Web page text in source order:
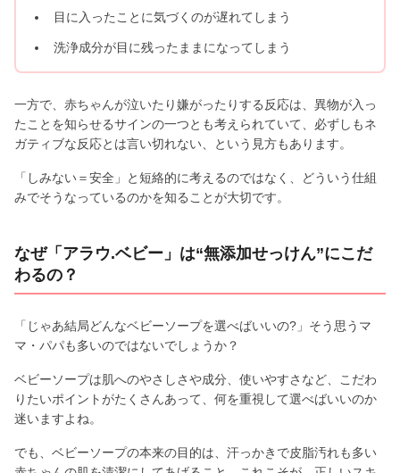
目に入ったことに気づくのが遅れてしまう
洗浄成分が目に残ったままになってしまう
一方で、赤ちゃんが泣いたり嫌がったりする反応は、異物が入っ
たことを知らせるサインの一つとも考えられていて、必ずしもネ
ガティブな反応とは言い切れない、という見方もあります。
「しみない＝安全」と短絡的に考えるのではなく、どういう仕組
みでそうなっているのかを知ることが大切です。
なぜ「アラウ.ベビー」は“無添加せっけん”にこだ
わるの？
「じゃあ結局どんなベビーソープを選べばいいの?」そう思うマ
マ・パパも多いのではないでしょうか？
ベビーソープは肌へのやさしさや成分、使いやすさなど、こだわ
りたいポイントがたくさんあって、何を重視して選べばいいのか
迷いますよね。
でも、ベビーソープの本来の目的は、汗っかきで皮脂汚れも多い